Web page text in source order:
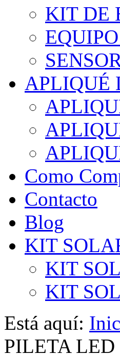
KIT DE
APLIQUÉ
Como
Contacto
Blog
KIT
KIT
KIT
Está aquí:
PILETA LED